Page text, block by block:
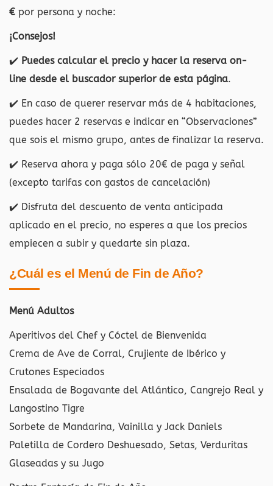
€ por persona y noche:
¡Consejos!
✔️ Puedes calcular el precio y hacer la reserva on-
line desde el buscador superior de esta página.
✔️ En caso de querer reservar más de 4 habitaciones,
puedes hacer 2 reservas e indicar en “Observaciones”
que sois el mismo grupo, antes de finalizar la reserva.
✔️ Reserva ahora y paga sólo 20€ de paga y señal
(excepto tarifas con gastos de cancelación)
✔️ Disfruta del descuento de venta anticipada
aplicado en el precio, no esperes a que los precios
empiecen a subir y quedarte sin plaza.
¿Cuál es el Menú de Fin de Año?
Menú Adultos
Aperitivos del Chef y Cóctel de Bienvenida
Crema de Ave de Corral, Crujiente de Ibérico y
Crutones Especiados
Ensalada de Bogavante del Atlántico, Cangrejo Real y
Langostino Tigre
Sorbete de Mandarina, Vainilla y Jack Daniels
Paletilla de Cordero Deshuesado, Setas, Verduritas
Glaseadas y su Jugo